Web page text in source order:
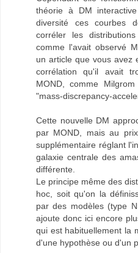
théorie à DM
diversité ces courbes
corréler les
comme l'avait observé
un article que vous avez
corrélation qu'il avait
MOND, comme
"mass-discrepancy-
Cette nouvelle DM
par MOND, mais au
supplémentaire réglant
galaxie centrale des
différente.
Le principe même des
hoc, soit qu'on la
par des modèles (type
ajoute donc ici encore
qui est habituellement la
d'une hypothèse ou d'un